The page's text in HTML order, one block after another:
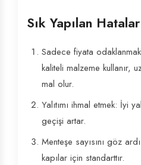
Sık Yapılan Hatalar
Sadece fiyata
kaliteli malzeme kullanır,
mal olur.
Yalıtımı ihmal etmek: İyi
geçişi artar.
Menteşe sayısını göz
kapılar için standarttır.